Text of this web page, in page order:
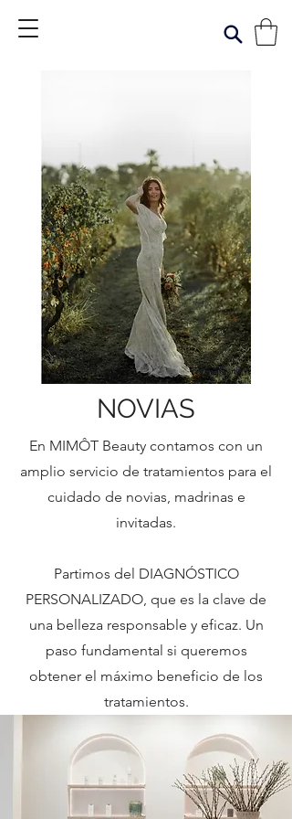
NOVIAS
En MIMÔT Beauty contamos con un
amplio servicio de tratamientos para el
cuidado de novias, madrinas e
invitadas.
Partimos del DIAGNÓSTICO
PERSONALIZADO, que es la clave de
una belleza responsable y eficaz. Un
paso fundamental si queremos
obtener el máximo beneficio de los
tratamientos.